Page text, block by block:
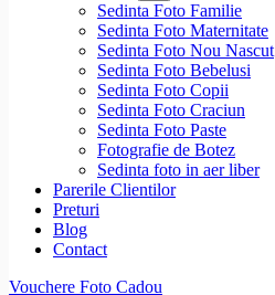
Sedinta Foto Familie
Sedinta Foto Maternitate
Sedinta Foto Nou Nascut
Sedinta Foto Bebelusi
Sedinta Foto Copii
Sedinta Foto Craciun
Sedinta Foto Paste
Fotografie de Botez
Sedinta foto in aer liber
Parerile Clientilor
Preturi
Blog
Contact
Vouchere Foto Cadou